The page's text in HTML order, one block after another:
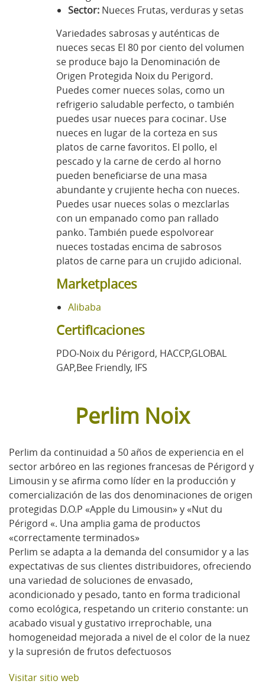
Sector: Nueces Frutas, verduras y setas
Variedades sabrosas y auténticas de
nueces secas El 80 por ciento del volumen
se produce bajo la Denominación de
Origen Protegida Noix du Perigord.
Puedes comer nueces solas, como un
refrigerio saludable perfecto, o también
puedes usar nueces para cocinar. Use
nueces en lugar de la corteza en sus
platos de carne favoritos. El pollo, el
pescado y la carne de cerdo al horno
pueden beneficiarse de una masa
abundante y crujiente hecha con nueces.
Puedes usar nueces solas o mezclarlas
con un empanado como pan rallado
panko. También puede espolvorear
nueces tostadas encima de sabrosos
platos de carne para un crujido adicional.
Marketplaces
Alibaba
Certificaciones
PDO-Noix du Périgord, HACCP,GLOBAL
GAP,Bee Friendly, IFS
Perlim Noix
Perlim da continuidad a 50 años de experiencia en el
sector arbóreo en las regiones francesas de Périgord y
Limousin y se afirma como líder en la producción y
comercialización de las dos denominaciones de origen
protegidas D.O.P «Apple du Limousin» y «Nut du
Périgord «. Una amplia gama de productos
«correctamente terminados»
Perlim se adapta a la demanda del consumidor y a las
expectativas de sus clientes distribuidores, ofreciendo
una variedad de soluciones de envasado,
acondicionado y pesado, tanto en forma tradicional
como ecológica, respetando un criterio constante: un
acabado visual y gustativo irreprochable, una
homogeneidad mejorada a nivel de el color de la nuez
y la supresión de frutos defectuosos
Visitar sitio web